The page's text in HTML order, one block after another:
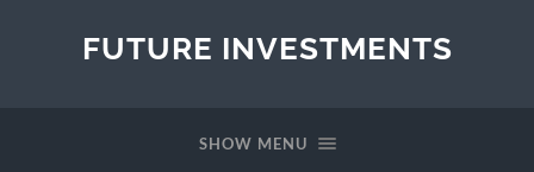
FUTURE INVESTMENTS
SHOW MENU